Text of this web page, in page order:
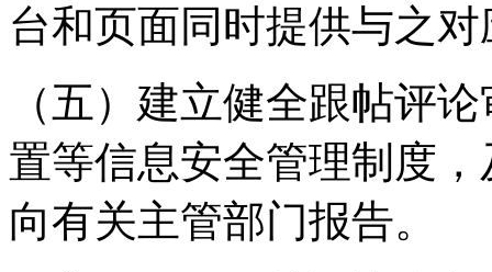
台和页面同时提供与之
（五）建立健全跟帖评
置等信息安全管理制度
向有关主管部门报告。